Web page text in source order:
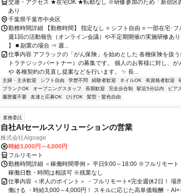
交通・アクセス ★在宅OK ★転勤なし ※研修参加のため「新宿区
あり
千葉県千葉市中央区
勤務時間詳細 【勤務時間】 指定なし ⭐ シフト自由 ⭐ 一部在宅･フ
週1回の活動報告（オンライン会議）や不定期開催の実施研修あ
】 ■ 副業の場合 ⇒ 週...
仕事内容 アフラックの「がん保険」を始めとした 各種保険を扱
トラテジックパートナー）の募集です。 個人のお客様に対し、が
や 各種契約の見直し提案などを行います。 ✨ 長...
主婦・主夫歓迎 シフト自由 学歴不問 経験者歓迎 ネイルOK 有資格者歓迎
ブランクOK
オープニングスタッフ 長期歓迎 完全歩合制 駅近5分以内 ピア
履歴書不要
友達と応募OK ひげOK 髪型・髪色自由
業務委託
自社AIセールスソリューションの営業
株式会社Algoage
時給3,000円～4,000円
フルリモート
勤務時間詳細 ＜稼働時間帯例＞ 平日9:00～18:00 ※フルリモー
稼働日数・時間は相談可 ※残業なし
仕事内容 ＜求人のポイント＞ ・フルリモート×完全週休2日！ 場
働ける ・時給3,000～4,000円！ スキルに応じた高単価報酬 ・